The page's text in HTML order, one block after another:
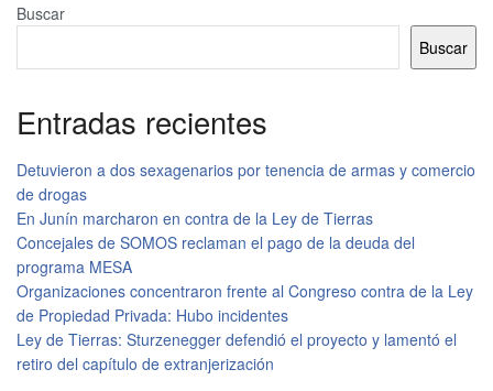
Buscar
Buscar
Entradas recientes
Detuvieron a dos sexagenarios por tenencia de armas y comercio
de drogas
En Junín marcharon en contra de la Ley de Tierras
Concejales de SOMOS reclaman el pago de la deuda del
programa MESA
Organizaciones concentraron frente al Congreso contra de la Ley
de Propiedad Privada: Hubo incidentes
Ley de Tierras: Sturzenegger defendió el proyecto y lamentó el
retiro del capítulo de extranjerización